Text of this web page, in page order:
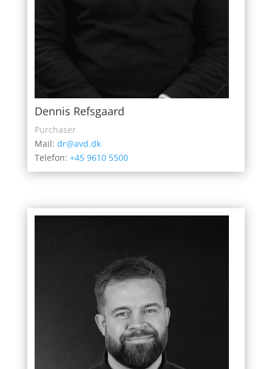
Dennis Refsgaard
Purchaser
Mail: dr@avd.dk
Telefon: +45 9610 5500